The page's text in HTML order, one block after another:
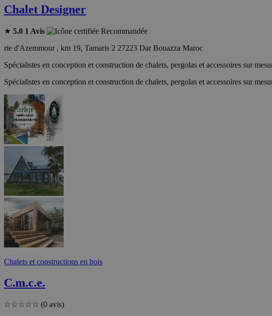
Chalet Designer
★ 5.0 1 Avis
Recommandée
rte d'Azemmour , km 19, Tamaris 2 27223 Dar Bouazza Maroc
Spécialistes en conception et construction de chalets, pergolas et accessoires sur
Spécialistes en conception et construction de chalets, pergolas et accessoires sur
Chalets et constructions en bois
C.m.c.e.
☆☆☆☆☆ (0 avis)